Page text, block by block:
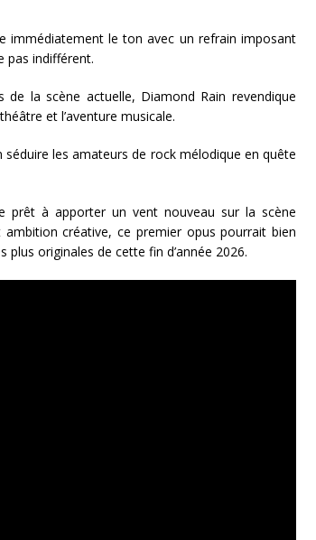
immédiatement le ton avec un refrain imposant
pas indifférent.
la scène actuelle, Diamond Rain revendique
et l’aventure musicale.
les amateurs de rock mélodique en quête
prêt à apporter un vent nouveau sur la scène
créative, ce premier opus pourrait bien
plus originales de cette fin d’année 2026.